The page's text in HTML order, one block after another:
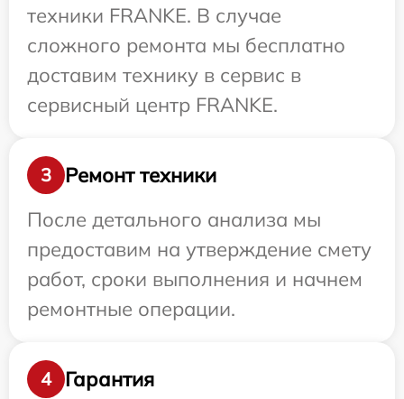
техники FRANKE. В случае
сложного ремонта мы бесплатно
доставим технику в сервис в
сервисный центр FRANKE.
3
Ремонт техники
После детального анализа мы
предоставим на утверждение смету
работ, сроки выполнения и начнем
ремонтные операции.
4
Гарантия